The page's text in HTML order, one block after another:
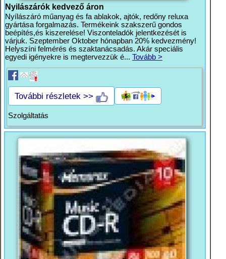
Nyilászárók kedvező áron
Nyílászáró műanyag és fa ablakok, ajtók, redőny reluxa
gyártása forgalmazás. Termékeink szakszerű gondos
beépítés,és kiszerelése! Viszonteladók jelentkezését is
várjuk. Szeptember Oktober hónapban 20% kedvezmény!
Helyszíni felmérés és szaktanácsadás. Akár speciális
egyedi igényekre is megtervezzük é... Tovább >
További részletek >>
Szolgáltatás